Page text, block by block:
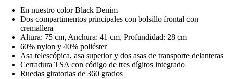
En nuestro color Black Denim
Dos compartimentos principales con bolsillo frontal con
cremallera
Altura: 75 cm, Anchura: 41 cm, Profundidad: 28 cm
60% nylon y 40% poliéster
Asa telescópica, asa superior y dos asas de transporte delanteras
Cerradura TSA con código de tres dígitos integrado
Ruedas giratorias de 360 grados